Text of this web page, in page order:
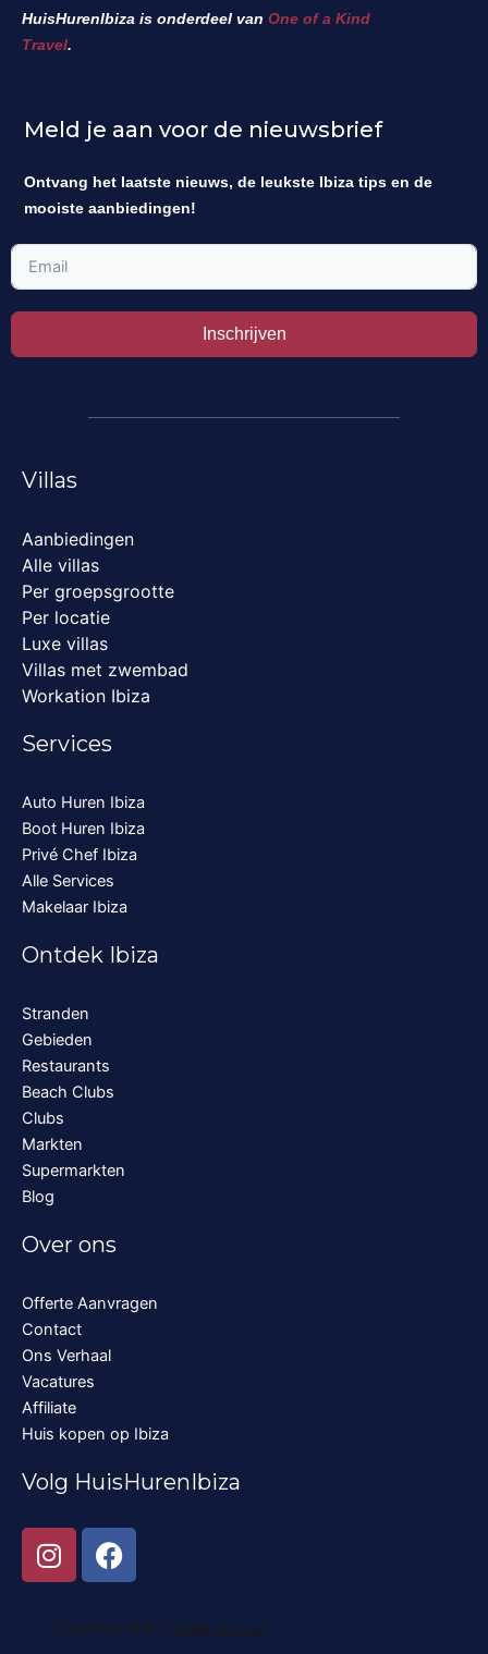
HuisHurenIbiza is onderdeel van One of a Kind
Travel.
Meld je aan voor de nieuwsbrief
Ontvang het laatste nieuws, de leukste Ibiza tips en de
mooiste aanbiedingen!
Inschrijven
Villas
Aanbiedingen
Alle villas
Per groepsgrootte
Per locatie
Luxe villas
Villas met zwembad
Workation Ibiza
Services
Auto Huren Ibiza
Boot Huren Ibiza
Privé Chef Ibiza
Alle Services
Makelaar Ibiza
Ontdek Ibiza
Stranden
Gebieden
Restaurants
Beach Clubs
Clubs
Markten
Supermarkten
Blog
Over ons
Offerte Aanvragen
Contact
Ons Verhaal
Vacatures
Affiliate
Huis kopen op Ibiza
Volg HuisHurenIbiza
I
n
t
F
a
e